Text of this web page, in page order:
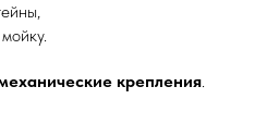
крепления.